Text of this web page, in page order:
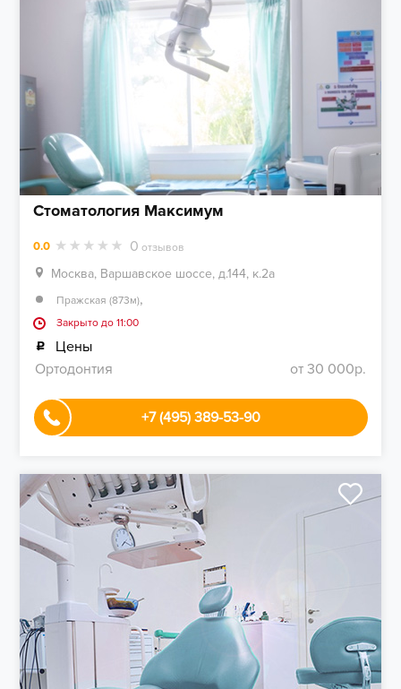
Стоматология Максимум
0.0 0 отзывов
Москва, Варшавское шоссе, д.144, к.2а
Пражская (873м),
Закрыто до 11:00
Цены
Ортодонтия
от 30 000р.
+7 (495) 389-53-90